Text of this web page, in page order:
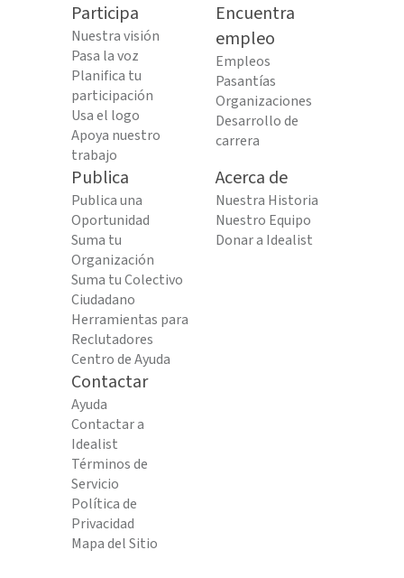
Participa
Nuestra visión
Pasa la voz
Planifica tu
participación
Usa el logo
Apoya nuestro
trabajo
Encuentra
empleo
Empleos
Pasantías
Organizaciones
Desarrollo de
carrera
Publica
Publica una
Oportunidad
Suma tu
Organización
Suma tu Colectivo
Ciudadano
Herramientas para
Reclutadores
Centro de Ayuda
Acerca de
Nuestra Historia
Nuestro Equipo
Donar a Idealist
Contactar
Ayuda
Contactar a
Idealist
Términos de
Servicio
Política de
Privacidad
Mapa del Sitio